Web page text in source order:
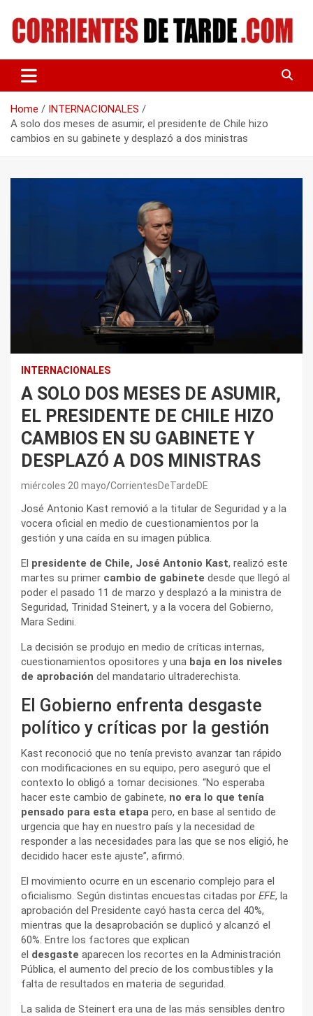
content
CORRIENTES DE TARDE
Home
INTERNACIONALES
A solo dos meses de asumir, el presidente de Chile hizo
cambios en su gabinete y desplazó a dos ministras
INTERNACIONALES
A SOLO DOS MESES DE ASUMIR,
EL PRESIDENTE DE CHILE HIZO
CAMBIOS EN SU GABINETE Y
DESPLAZÓ A DOS MINISTRAS
miércoles 20 mayo CorrientesDeTardeDE
José Antonio Kast removió a la titular de Seguridad y a la
vocera oficial en medio de cuestionamientos por la
gestión y una caída en su imagen pública.
El presidente de Chile, José Antonio Kast, realizó este
martes su primer cambio de gabinete desde que llegó al
poder el pasado 11 de marzo y desplazó a la ministra de
Seguridad, Trinidad Steinert, y a la vocera del Gobierno,
Mara Sedini.
La decisión se produjo en medio de críticas internas,
cuestionamientos opositores y una baja en los niveles
de aprobación del mandatario ultraderechista.
El Gobierno enfrenta desgaste
político y críticas por la gestión
Kast reconoció que no tenía previsto avanzar tan rápido
con modificaciones en su equipo, pero aseguró que el
contexto lo obligó a tomar decisiones. “No esperaba
hacer este cambio de gabinete, no era lo que tenía
pensado para esta etapa pero, en base al sentido de
urgencia que hay en nuestro país y la necesidad de
responder a las necesidades para las que se nos eligió, he
decidido hacer este ajuste”, afirmó.
El movimiento ocurre en un escenario complejo para el
oficialismo. Según distintas encuestas citadas por EFE, la
aprobación del Presidente cayó hasta cerca del 40%,
mientras que la desaprobación se duplicó y alcanzó el
60%. Entre los factores que explican
el desgaste aparecen los recortes en la Administración
Pública, el aumento del precio de los combustibles y la
falta de resultados en materia de seguridad.
La salida de Steinert era una de las más sensibles dentro